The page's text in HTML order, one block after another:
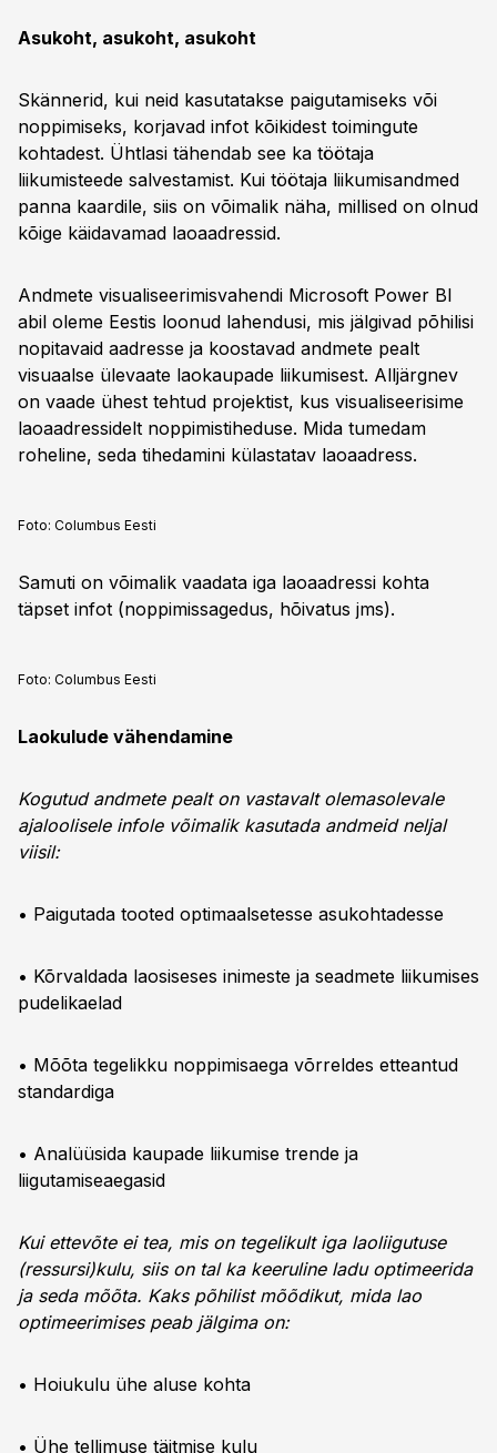
Asukoht, asukoht, asukoht
Skännerid, kui neid kasutatakse paigutamiseks või
noppimiseks, korjavad infot kõikidest toimingute
kohtadest. Ühtlasi tähendab see ka töötaja
liikumisteede salvestamist. Kui töötaja liikumisandmed
panna kaardile, siis on võimalik näha, millised on olnud
kõige käidavamad laoaadressid.
Andmete visualiseerimisvahendi Microsoft Power BI
abil oleme Eestis loonud lahendusi, mis jälgivad põhilisi
nopitavaid aadresse ja koostavad andmete pealt
visuaalse ülevaate laokaupade liikumisest. Alljärgnev
on vaade ühest tehtud projektist, kus visualiseerisime
laoaadressidelt noppimistiheduse. Mida tumedam
roheline, seda tihedamini külastatav laoaadress.
Foto: Columbus Eesti
Samuti on võimalik vaadata iga laoaadressi kohta
täpset infot (noppimissagedus, hõivatus jms).
Foto: Columbus Eesti
Laokulude vähendamine
Kogutud andmete pealt on vastavalt olemasolevale
ajaloolisele infole võimalik kasutada andmeid neljal
viisil:
• Paigutada tooted optimaalsetesse asukohtadesse
• Kõrvaldada laosiseses inimeste ja seadmete liikumises
pudelikaelad
• Mõõta tegelikku noppimisaega võrreldes etteantud
standardiga
• Analüüsida kaupade liikumise trende ja
liigutamiseaegasid
Kui ettevõte ei tea, mis on tegelikult iga laoliigutuse
(ressursi)kulu, siis on tal ka keeruline ladu optimeerida
ja seda mõõta. Kaks põhilist mõõdikut, mida lao
optimeerimises peab jälgima on:
• Hoiukulu ühe aluse kohta
• Ühe tellimuse täitmise kulu